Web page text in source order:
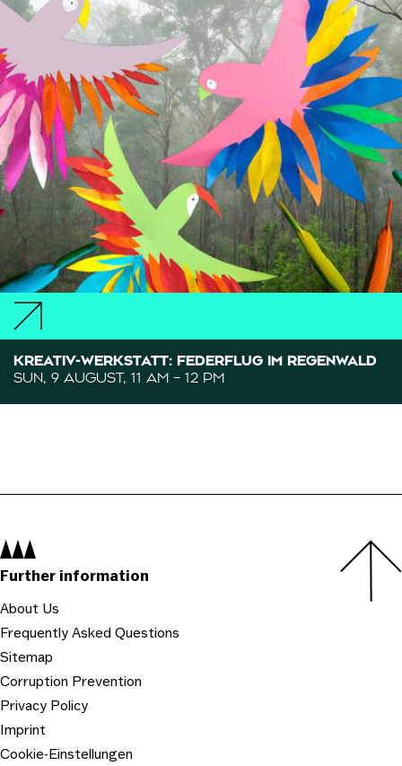
KREATIV-WERKSTATT: FEDERFLUG IM REGENWALD
SUN, 9 AUGUST, 11 AM – 12 PM
Navigation:
Further information
About Us
Frequently Asked Questions
Sitemap
Corruption Prevention
Privacy Policy
Imprint
Cookie-Einstellungen